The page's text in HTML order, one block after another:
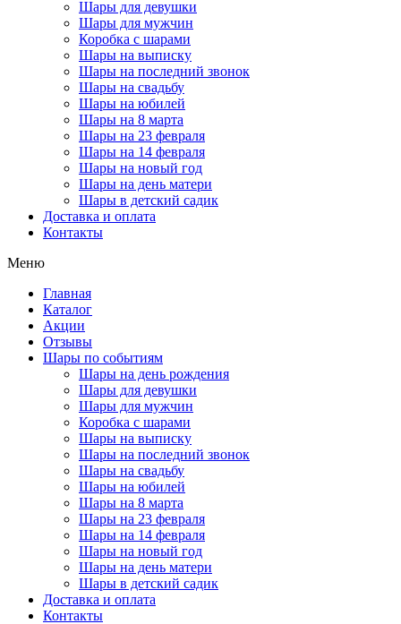
Шары для девушки
Шары для мужчин
Коробка с шарами
Шары на выписку
Шары на последний звонок
Шары на свадьбу
Шары на юбилей
Шары на 8 марта
Шары на 23 февраля
Шары на 14 февраля
Шары на новый год
Шары на день матери
Шары в детский садик
Доставка и оплата
Контакты
Меню
Главная
Каталог
Акции
Отзывы
Шары по событиям
Шары на день рождения
Шары для девушки
Шары для мужчин
Коробка с шарами
Шары на выписку
Шары на последний звонок
Шары на свадьбу
Шары на юбилей
Шары на 8 марта
Шары на 23 февраля
Шары на 14 февраля
Шары на новый год
Шары на день матери
Шары в детский садик
Доставка и оплата
Контакты